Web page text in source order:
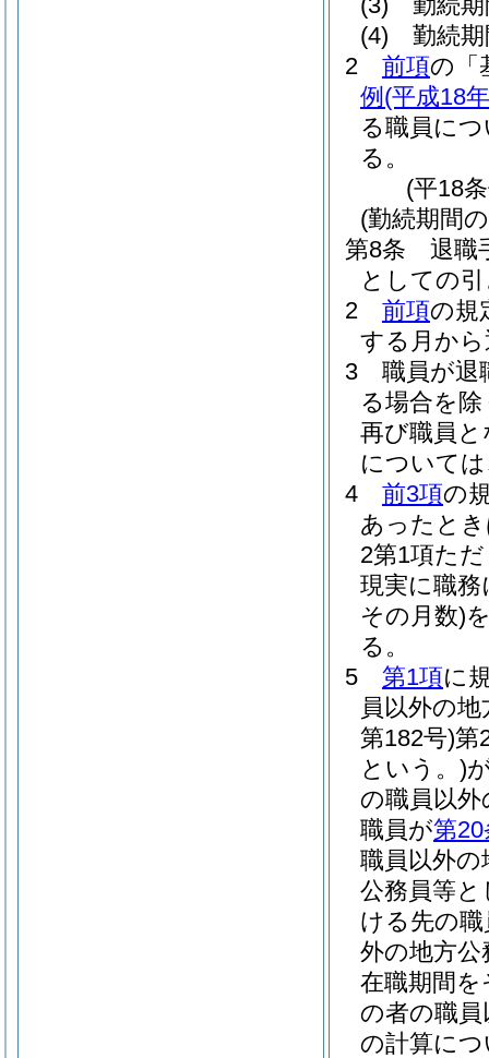
(4)
勤続
2
前項の「
例 (平成18
る職員に
る。
(平18
(勤続期間
第8条
退職
としての
2
前項の規
する月か
3
職員が退
る場合を除
再び職員
について
4
前3項の
あったと
2第1項た
現実に職
その月数)
る。
5
第1項に
員以外の
第182号)第
という。)
の職員以
職員が第
職員以外
公務員等
ける先の
外の地方
在職期間
の者の職
の計算に